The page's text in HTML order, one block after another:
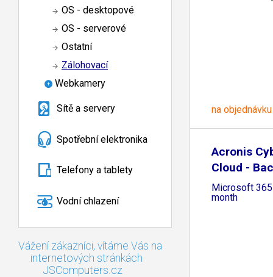
OS - desktopové
OS - serverové
Ostatní
Zálohovací
Webkamery
Sítě a servery
Spotřební elektronika
Telefony a tablety
Vodní chlazení
Vážení zákazníci, vítáme Vás na
internetových stránkách
JSComputers.cz
na objednávku
Acronis
Cloud -
Microsoft
month